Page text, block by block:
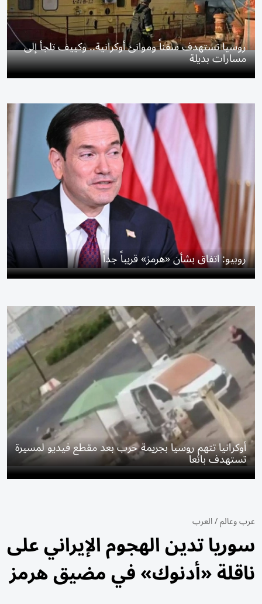
روسيا تستهدف سفناً وموانئ أوكرانية.. وكييف تلجأ إلى
مسارات بديلة
روبيو: اتفاق بشأن «هرمز» قريباً جداً
أوكرانيا تتهم روسيا بجريمة حرب بعد مقطع فيديو لمسيرة
تستهدف بائعاً
عرب وعالم/العرب
سوريا تدين الهجوم الإيراني على
ناقلة «أدنوك» في مضيق هرمز